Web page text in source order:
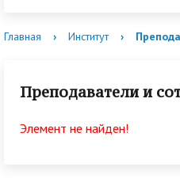
Главная › Институт ›
Преподаватели и
Элемент не найден!